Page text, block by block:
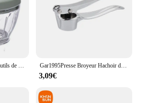
Hachoir à viande manuel, outils de cuisine, hachoir à main, presse à côtes, broyeur de légumes, coupe-oignons chili, 500 ml, 900ml Gar1995Presse Broyeur Hachoir de Cuisine en Acier Inoxydable, Presse Manuelle, Outil de Meulage, Accessoires de Cuisine
3,09€